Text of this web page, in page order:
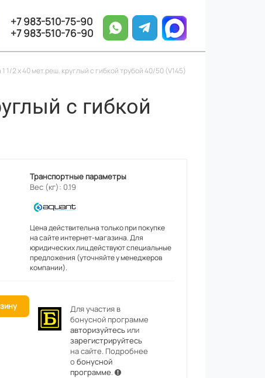
+7 983-510-75-90
+7 983-510-76-90
2 х 40 мет.реш. круглый с гибкой трубой 40/50 (V145)
с гибкой
Транспортные параметры
Вес (кг): 0.19
Цена действительна только при покупке
на сайте интернет-магазина. Для
юридических лиц действуют специальные
предложения (уточняйте у менеджеров
компании).
Для участия в
бонусной программе
авторизуйтесьили
зарегистрируйтесь
на сайте. Подробнее
обонусной
программе.